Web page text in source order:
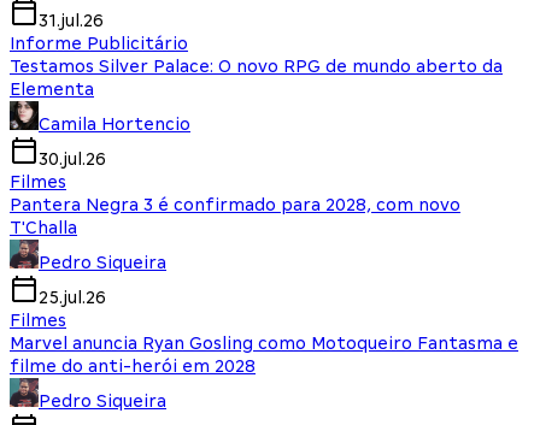
31.jul.26
Informe Publicitário
Testamos Silver Palace: O novo RPG de mundo aberto da
Elementa
Camila Hortencio
30.jul.26
Filmes
Pantera Negra 3 é confirmado para 2028, com novo
T'Challa
Pedro Siqueira
25.jul.26
Filmes
Marvel anuncia Ryan Gosling como Motoqueiro Fantasma e
filme do anti-herói em 2028
Pedro Siqueira